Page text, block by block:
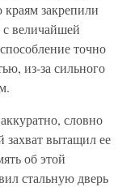
закрепили
величайшей
точно
из-за сильного
словно
захват вытащил ее
об этой
стальную дверь